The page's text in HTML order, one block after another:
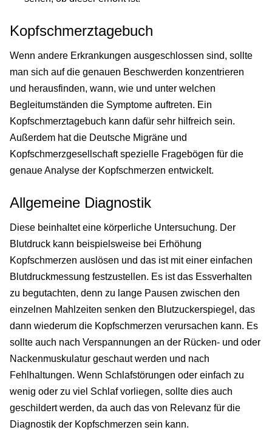
Kopfschmerztagebuch
Wenn andere Erkrankungen ausgeschlossen sind, sollte
man sich auf die genauen Beschwerden konzentrieren
und herausfinden, wann, wie und unter welchen
Begleitumständen die Symptome auftreten. Ein
Kopfschmerztagebuch kann dafür sehr hilfreich sein.
Außerdem hat die Deutsche Migräne und
Kopfschmerzgesellschaft spezielle Fragebögen für die
genaue Analyse der Kopfschmerzen entwickelt.
Allgemeine Diagnostik
Diese beinhaltet eine körperliche Untersuchung. Der
Blutdruck kann beispielsweise bei Erhöhung
Kopfschmerzen auslösen und das ist mit einer einfachen
Blutdruckmessung festzustellen. Es ist das Essverhalten
zu begutachten, denn zu lange Pausen zwischen den
einzelnen Mahlzeiten senken den Blutzuckerspiegel, das
dann wiederum die Kopfschmerzen verursachen kann. Es
sollte auch nach Verspannungen an der Rücken- und oder
Nackenmuskulatur geschaut werden und nach
Fehlhaltungen. Wenn Schlafstörungen oder einfach zu
wenig oder zu viel Schlaf vorliegen, sollte dies auch
geschildert werden, da auch das von Relevanz für die
Diagnostik der Kopfschmerzen sein kann.